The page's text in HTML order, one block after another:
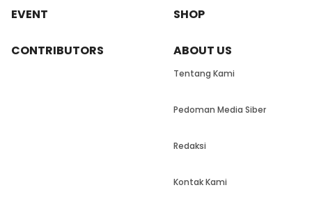
EVENT SHOP
CONTRIBUTORS ABOUT US
Tentang Kami
Pedoman Media Siber
Redaksi
Kontak Kami